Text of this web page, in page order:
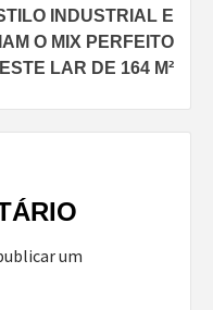
INDUSTRIAL E
O MIX PERFEITO
LAR DE 164 M²
um